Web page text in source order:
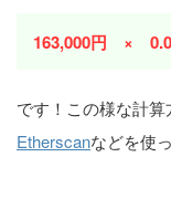
163,000円 ×
です！この様な計算
Etherscanなどを使